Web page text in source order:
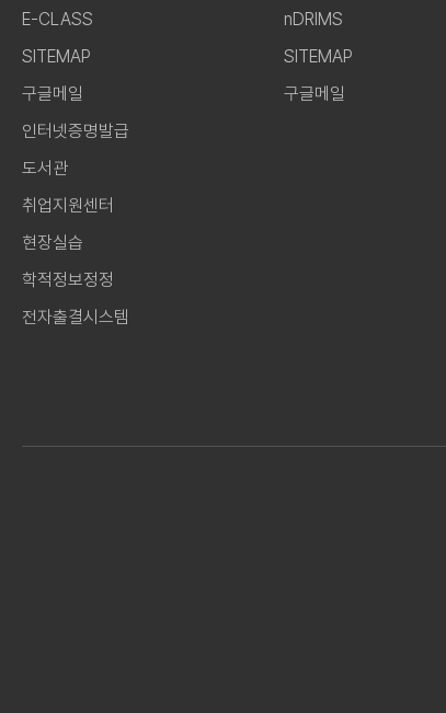
E-CLASS
SITEMAP
구글메일
인터넷증명발급
도서관
취업지원센터
현장실습
학적정보정정
전자출결시스템
nDRIMS
SITEMAP
구글메일